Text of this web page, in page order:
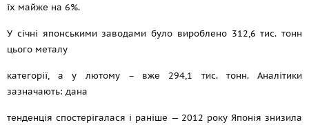
їх майже на 6%.
У січні японськими заводами було вироблено 312,6 тис. тонн
цього металу
категорії, а у лютому – вже 294,1 тис. тонн. Аналітики
зазначають: дана
тенденція спостерігалася і раніше — 2012 року Японія знизила